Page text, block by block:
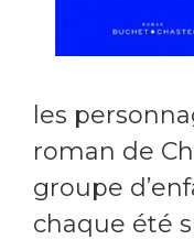
les
roman de
groupe
chaque été